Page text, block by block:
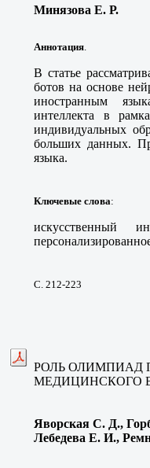
Минязова Е. Р.
Аннотация.
В статье
ботов на основе
иностранным
интеллекта в
индивидуальных
больших данных.
языка.
Ключевые слова:
искусственный
С. 212-223
РОЛЬ ОЛИМПИАД
МЕДИЦИНСКОГО
Яворская С. Д.,
Лебедева Е. И.,